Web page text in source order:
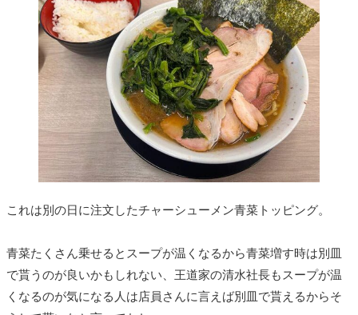
これは別の日に注文したチャーシューメン青菜トッピング。
青菜たくさん乗せるとスープが温くなるから青菜増す時は別皿
で貰うのが良いかもしれない、王道家の清水社長もスープが温
くなるのが気になる人は店員さんに言えば別皿で貰えるからそ